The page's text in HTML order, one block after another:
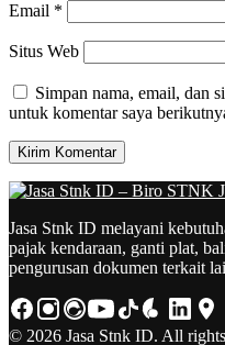
Email *
Situs Web
Simpan nama, email, dan
untuk komentar saya
Jasa Stnk ID melayani
pajak kendaraan, ganti plat,
pengurusan dokumen terkait
© 2026 Jasa Stnk ID. All